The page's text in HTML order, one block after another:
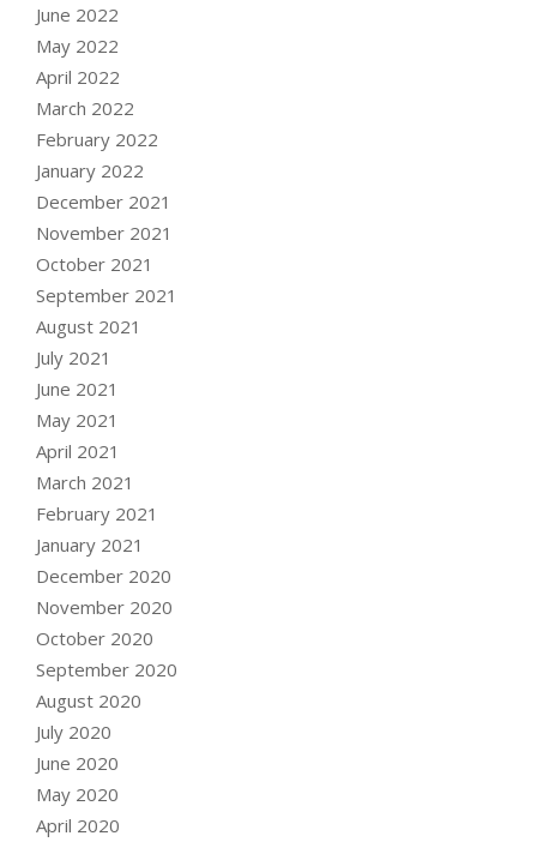
June 2022
May 2022
April 2022
March 2022
February 2022
January 2022
December 2021
November 2021
October 2021
September 2021
August 2021
July 2021
June 2021
May 2021
April 2021
March 2021
February 2021
January 2021
December 2020
November 2020
October 2020
September 2020
August 2020
July 2020
June 2020
May 2020
April 2020